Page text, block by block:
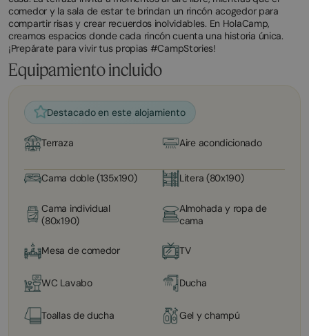
comedor y la sala de estar te brindan un rincón acogedor para
compartir risas y crear recuerdos inolvidables. En HolaCamp,
creamos espacios donde cada rincón cuenta una historia única.
¡Prepárate para vivir tus propias #CampStories!
Equipamiento incluido
Destacado en este alojamiento
Terraza Aire acondicionado
Cama doble (135x190) Litera (80x190)
Cama individual
(80x190)
Almohada y ropa de
cama
Mesa de comedor TV
WC Lavabo Ducha
Toallas de ducha Gel y champú